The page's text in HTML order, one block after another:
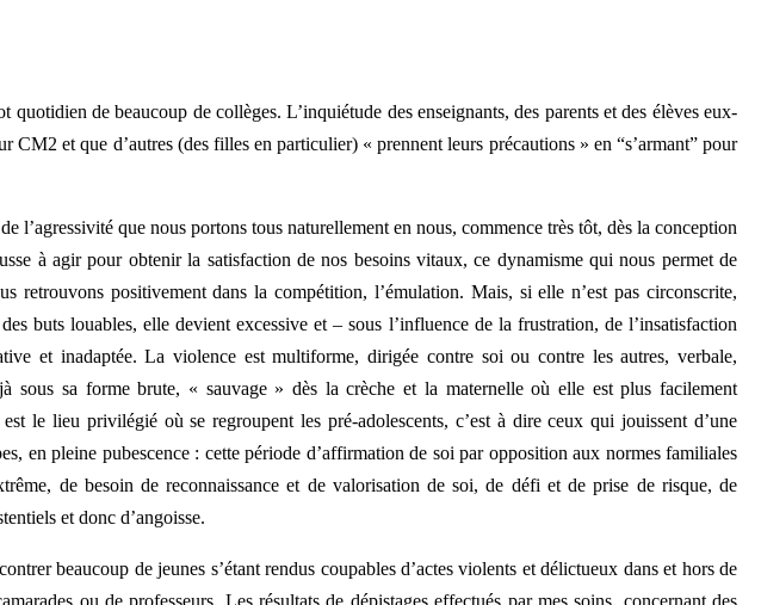
de beaucoup de collèges. L’inquiétude des enseignants, des parents et des élèves eux-
CM2 et que d’autres (des filles en particulier) « prennent leurs précautions » en “s’armant” pour
l’agressivité que nous portons tous naturellement en nous, commence très tôt, dès la conception
à agir pour obtenir la satisfaction de nos besoins vitaux, ce dynamisme qui nous permet de
retrouvons positivement dans la compétition, l’émulation. Mais, si elle n’est pas circonscrite,
buts louables, elle devient excessive et – sous l’influence de la frustration, de l’insatisfaction
et inadaptée. La violence est multiforme, dirigée contre soi ou contre les autres, verbale,
sous sa forme brute, « sauvage » dès la crèche et la maternelle où elle est plus facilement
le lieu privilégié où se regroupent les pré-adolescents, c’est à dire ceux qui jouissent d’une
en pleine pubescence : cette période d’affirmation de soi par opposition aux normes familiales
de besoin de reconnaissance et de valorisation de soi, de défi et de prise de risque, de
et donc d’angoisse.
beaucoup de jeunes s’étant rendus coupables d’actes violents et délictueux dans et hors de
amarades ou de professeurs. Les résultats de dépistages effectués par mes soins, concernant des